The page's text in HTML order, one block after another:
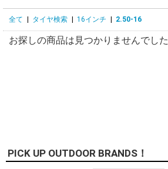
全て タイヤ検索 16インチ 2.50-16
お探しの商品は見つかりませんでした
PICK UP OUTDOOR BRANDS！